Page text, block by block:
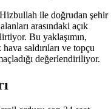
ile doğrudan şehir
arasındaki açık
Bu yaklaşımın,
saldırıları ve topçu
değerlendiriliyor.